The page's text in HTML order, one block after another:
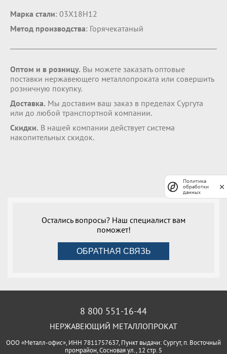
Марка стали: 03X18H12
Метод производства: Горячекатаный
Оптом и в розницу. Вы можете заказать оптовые
поставки нержавеющего металлопроката или совершить
розничную покупку.
Доставка. Мы доставим ваш заказ в пределах Сургута
или до любой транспортной компании.
Скидки. В нашей компании действует система
накопительных скидок.
Остались вопросы? Наш специалист вам
поможет!
ОБРАТНАЯ СВЯЗЬ
8 800 551-16-44
НЕРЖАВЕЮЩИЙ МЕТАЛЛОПРОКАТ
ООО «Металл-офис», ИНН 7811757637, Пункт выдачи: Сургут, п. Восточный
промрайон, Сосновая ул., 12 стр. 5
Политика
обработки
данных